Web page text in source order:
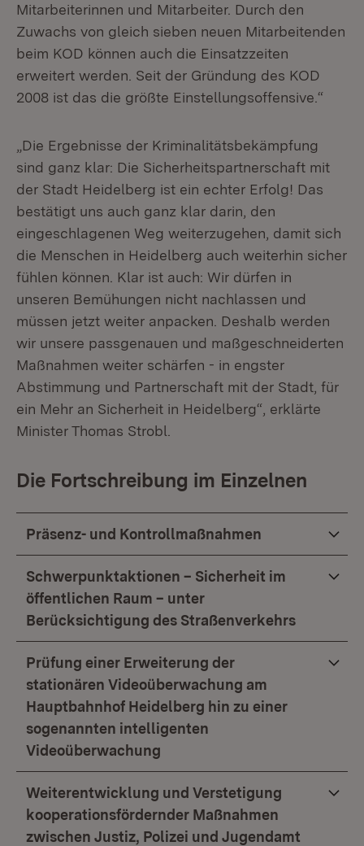
Mitarbeiterinnen und Mitarbeiter. Durch den
Zuwachs von gleich sieben neuen Mitarbeitenden
beim KOD können auch die Einsatzzeiten
erweitert werden. Seit der Gründung des KOD
2008 ist das die größte Einstellungsoffensive.“
„Die Ergebnisse der Kriminalitätsbekämpfung
sind ganz klar: Die Sicherheitspartnerschaft mit
der Stadt Heidelberg ist ein echter Erfolg! Das
bestätigt uns auch ganz klar darin, den
eingeschlagenen Weg weiterzugehen, damit sich
die Menschen in Heidelberg auch weiterhin sicher
fühlen können. Klar ist auch: Wir dürfen in
unseren Bemühungen nicht nachlassen und
müssen jetzt weiter anpacken. Deshalb werden
wir unsere passgenauen und maßgeschneiderten
Maßnahmen weiter schärfen - in engster
Abstimmung und Partnerschaft mit der Stadt, für
ein Mehr an Sicherheit in Heidelberg“, erklärte
Minister Thomas Strobl.
Die Fortschreibung im Einzelnen
Präsenz- und Kontrollmaßnahmen
Schwerpunktaktionen – Sicherheit im
öffentlichen Raum – unter
Berücksichtigung des Straßenverkehrs
Prüfung einer Erweiterung der
stationären Videoüberwachung am
Hauptbahnhof Heidelberg hin zu einer
sogenannten intelligenten
Videoüberwachung
Weiterentwicklung und Verstetigung
kooperationsfördernder Maßnahmen
zwischen Justiz, Polizei und Jugendamt